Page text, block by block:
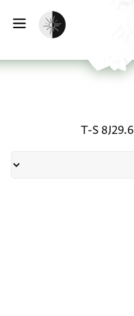
הפעלת מצב כהה
T-S 8J29.6